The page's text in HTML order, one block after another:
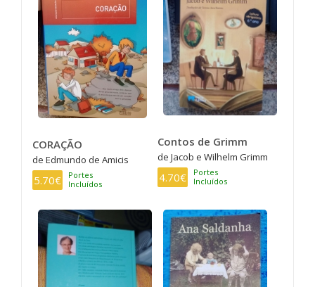
CORAÇÃO
de Edmundo de Amicis
5.70€
Portes
Incluídos
Contos de Grimm
de Jacob e Wilhelm Grimm
4.70€
Portes
Incluídos